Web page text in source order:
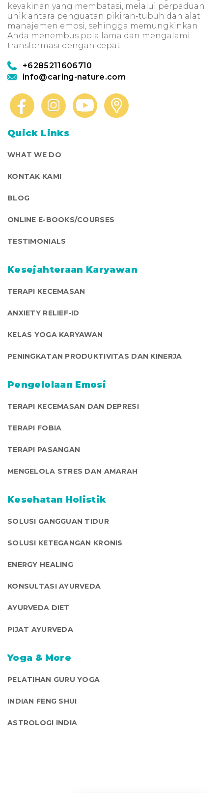
keyakinan yang membatasi, melalui perpaduan
unik antara penguatan pikiran-tubuh dan alat
manajemen emosi, sehingga memungkinkan
Anda menembus pola lama dan mengalami
transformasi dengan cepat.
+6285211606710
info@caring-nature.com
Quick Links
WHAT WE DO
KONTAK KAMI
BLOG
ONLINE E-BOOKS/COURSES
TESTIMONIALS
Kesejahteraan Karyawan
TERAPI KECEMASAN
ANXIETY RELIEF-ID
KELAS YOGA KARYAWAN
PENINGKATAN PRODUKTIVITAS DAN KINERJA
Pengelolaan Emosi
TERAPI KECEMASAN DAN DEPRESI
TERAPI FOBIA
TERAPI PASANGAN
MENGELOLA STRES DAN AMARAH
Kesehatan Holistik
SOLUSI GANGGUAN TIDUR
SOLUSI KETEGANGAN KRONIS
ENERGY HEALING
KONSULTASI AYURVEDA
AYURVEDA DIET
PIJAT AYURVEDA
Yoga & More
PELATIHAN GURU YOGA
INDIAN FENG SHUI
ASTROLOGI INDIA